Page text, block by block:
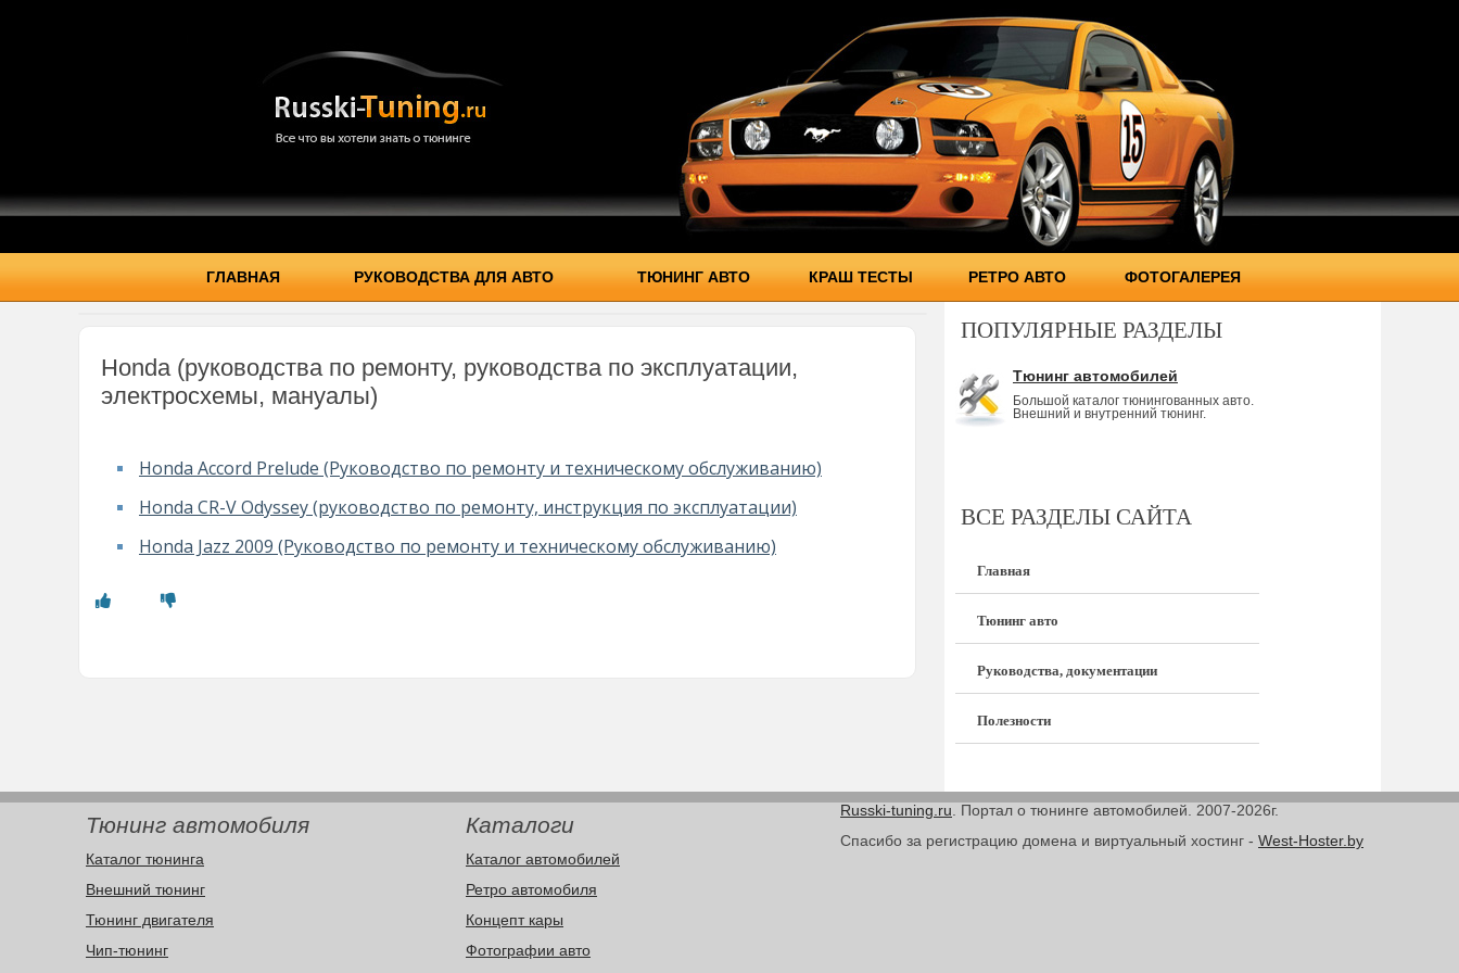
ГЛАВНАЯ РУКОВОДСТВА ДЛЯ АВТО ТЮНИНГ АВТО КРАШ ТЕСТЫ РЕТРО АВТО ФОТОГАЛЕРЕЯ
Honda (руководства по ремонту, руководства по эксплуатации,
электросхемы, мануалы)
Honda Accord Prelude (Руководство по ремонту и техническому обслуживанию)
Honda CR-V Odyssey (руководство по ремонту, инструкция по эксплуатации)
Honda Jazz 2009 (Руководство по ремонту и техническому обслуживанию)
ПОПУЛЯРНЫЕ РАЗДЕЛЫ
Тюнинг автомобилей
Большой каталог тюнингованных авто.
Внешний и внутренний тюнинг.
ВСЕ РАЗДЕЛЫ САЙТА
Главная
Тюнинг авто
Руководства, документации
Полезности
Тюнинг автомобиля
Каталог тюнинга
Внешний тюнинг
Тюнинг двигателя
Чип-тюнинг
Каталоги
Каталог автомобилей
Ретро автомобиля
Концепт кары
Фотографии авто
Russki-tuning.ru . Портал о тюнинге автомобилей. 2007-2026г.
Спасибо за регистрацию домена и виртуальный хостинг - West-Hoster.by